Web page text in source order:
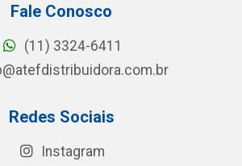
Fale Conosco
(11) 3324-6411
Redes Sociais
Instagram